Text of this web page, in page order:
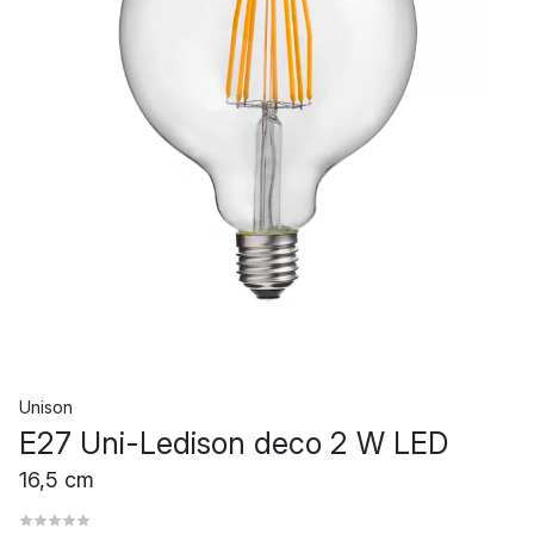
Unison
E27 Uni-Ledison deco 2 W LED
16,5 cm